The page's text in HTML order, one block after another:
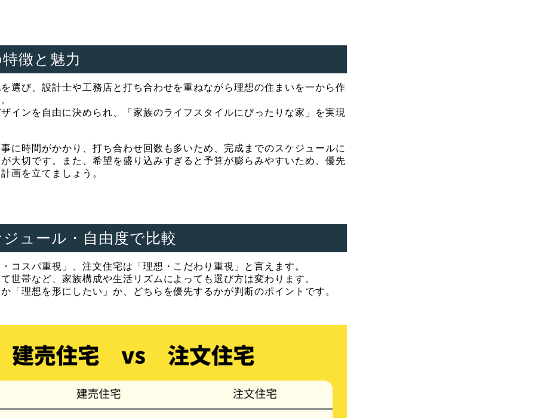
徴と魅力
選び、設計士や工務店と打ち合わせを重ねながら理想の住まいを一から作
インを自由に決められ、「家族のライフスタイルにぴったりな家」を実現
に時間がかかり、打ち合わせ回数も多いため、完成までのスケジュールに
大切です。また、希望を盛り込みすぎると予算が膨らみやすいため、優先
画を立てましょう。
ュール・自由度で比較
コスパ重視」、注文住宅は「理想・こだわり重視」と言えます。
世帯など、家族構成や生活リズムによっても選び方は変わります。
「理想を形にしたい」か、どちらを優先するかが判断のポイントです。